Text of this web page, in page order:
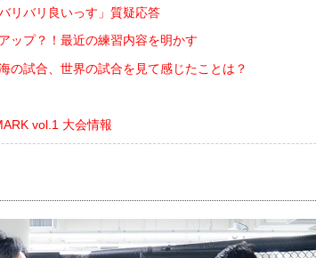
リバリ良いっす」質疑応答
ップ？！最近の練習内容を明かす
の試合、世界の試合を見て感じたことは？
vol.1 大会情報